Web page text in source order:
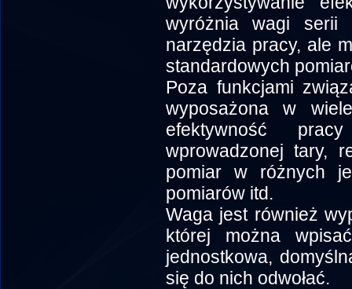
wyróżnia wagi serii
narzędzia pracy, ale
standardowych
Poza funkcjami
wyposażona w
efektywność
wprowadzonej tary,
pomiar w różnych
pomiarów itd.
Waga jest również
której można
jednostkowa,
się do nich odwołać.